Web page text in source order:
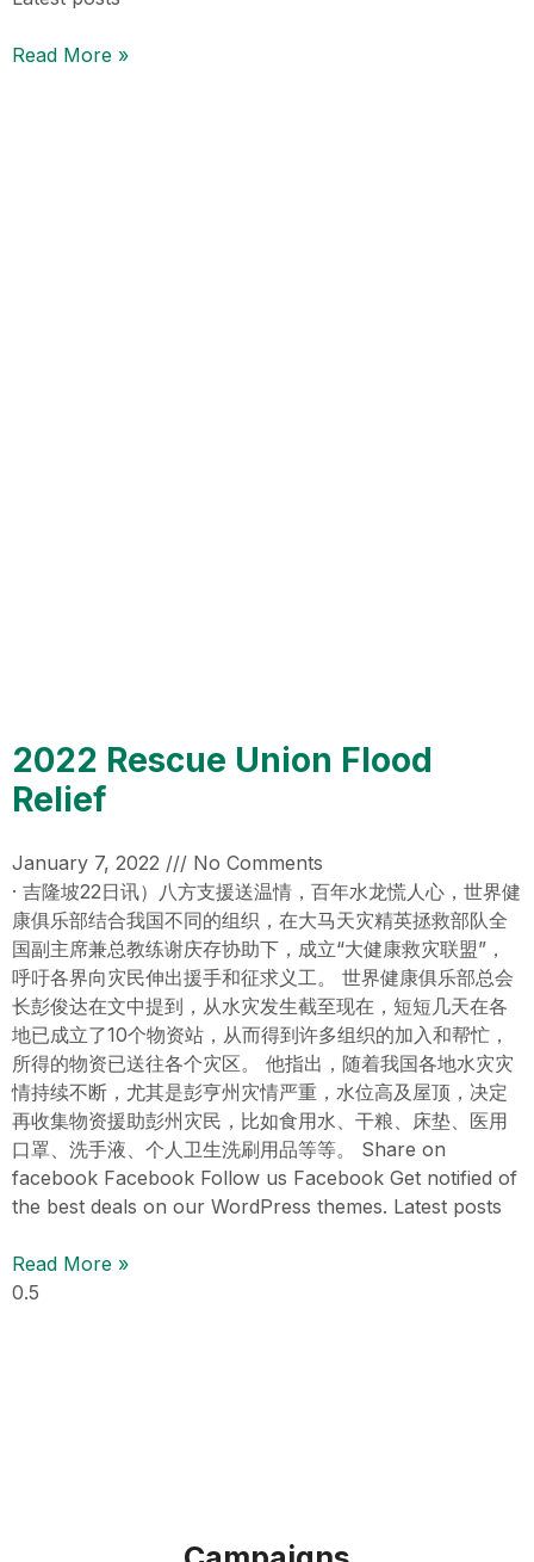
Read More »
2022 Rescue Union Flood
Relief
January 7, 2022
No Comments
· 吉隆坡22日讯）八方支援送温情，百年水龙慌人心，世界健
康俱乐部结合我国不同的组织，在大马天灾精英拯救部队全
国副主席兼总教练谢庆存协助下，成立“大健康救灾联盟”，
呼吁各界向灾民伸出援手和征求义工。 世界健康俱乐部总会
长彭俊达在文中提到，从水灾发生截至现在，短短几天在各
地已成立了10个物资站，从而得到许多组织的加入和帮忙，
所得的物资已送往各个灾区。 他指出，随着我国各地水灾灾
情持续不断，尤其是彭亨州灾情严重，水位高及屋顶，决定
再收集物资援助彭州灾民，比如食用水、干粮、床垫、医用
口罩、洗手液、个人卫生洗刷用品等等。 Share on
facebook Facebook Follow us Facebook Get notified of
the best deals on our WordPress themes. Latest posts
Read More »